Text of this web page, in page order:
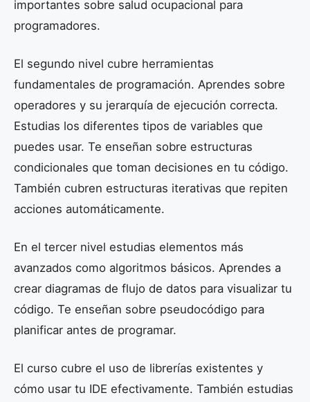
importantes sobre salud ocupacional para
programadores.
El segundo nivel cubre herramientas
fundamentales de programación. Aprendes sobre
operadores y su jerarquía de ejecución correcta.
Estudias los diferentes tipos de variables que
puedes usar. Te enseñan sobre estructuras
condicionales que toman decisiones en tu código.
También cubren estructuras iterativas que repiten
acciones automáticamente.
En el tercer nivel estudias elementos más
avanzados como algoritmos básicos. Aprendes a
crear diagramas de flujo de datos para visualizar tu
código. Te enseñan sobre pseudocódigo para
planificar antes de programar.
El curso cubre el uso de librerías existentes y
cómo usar tu IDE efectivamente. También estudias